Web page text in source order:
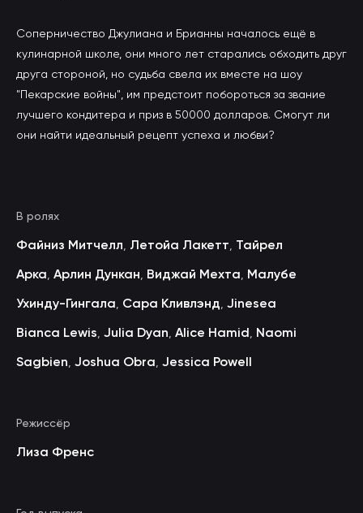
Соперничество Джулиана и Брианны началось ещё в
кулинарной школе, они много лет старались обходить друг
друга стороной, но судьба свела их вместе на шоу
"Пекарские войны", им предстоит побороться за звание
лучшего кондитера и приз в 50000 долларов. Смогут ли
они найти идеальный рецепт успеха и любви?
В ролях
Файниз Митчелл Летойа Лакетт Тайрел
Арка Арлин Дункан Виджай Мехта Малубе
Ухинду-Гингала Сара Кливлэнд Jinesea
Bianca Lewis Julia Dyan Alice Hamid Naomi
Sagbien Joshua Obra Jessica Powell
Режиссёр
Лиза Френс